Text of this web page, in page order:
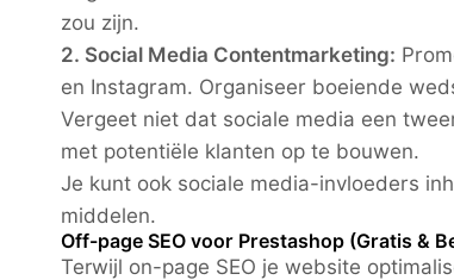
zou zijn.
2. Social Media Contentmarketing:
en Instagram. Organiseer boeiende
Vergeet niet dat sociale media een
met potentiële klanten op te bouwen.
Je kunt ook sociale media-invloeders
middelen.
Off-page SEO voor Prestashop (Gratis &
Terwijl on-page SEO je website